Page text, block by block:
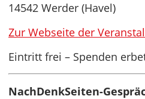
14542 Werder (Havel)
Zur Webseite der
Eintritt frei – Spenden
NachDenkSeiten-